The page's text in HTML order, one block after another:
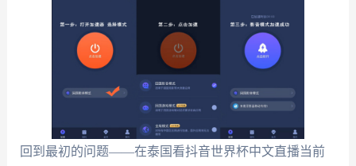
回到最初的问题——在泰国看抖音世界杯中文直播当前